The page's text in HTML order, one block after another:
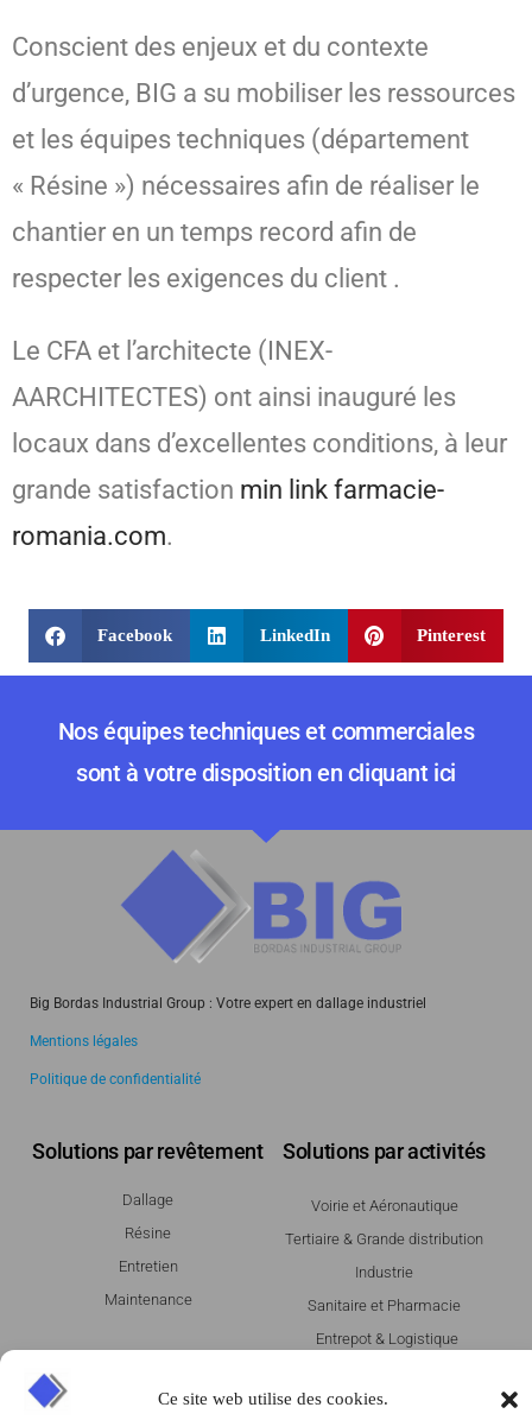
Ce site web utilise des cookies.
Conscient des enjeux et du contexte
d’urgence, BIG a su mobiliser les ressources
et les équipes techniques (département
« Résine ») nécessaires afin de réaliser le
chantier en un temps record afin de
respecter les exigences du client .
Le CFA et l’architecte (INEX-
AARCHITECTES) ont ainsi inauguré les
locaux dans d’excellentes conditions, à leur
grande satisfaction min link farmacie-
romania.com.
Facebook LinkedIn Pinterest
Nos équipes techniques et commerciales
sont à votre disposition en cliquant ici
Big Bordas Industrial Group : Votre expert en dallage industriel
Mentions légales
Politique de confidentialité
Solutions par revêtement
Dallage
Résine
Entretien
Maintenance
Solutions par activités
Voirie et Aéronautique
Tertiaire & Grande distribution
Industrie
Sanitaire et Pharmacie
Entrepot & Logistique